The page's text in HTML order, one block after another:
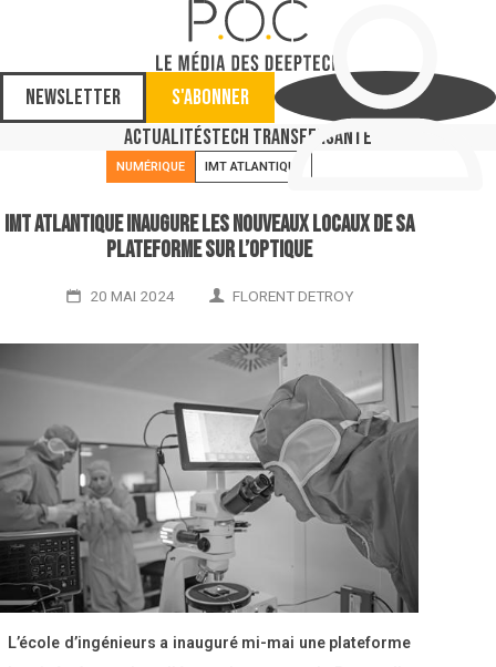
Newsletter
S'abonner
ActualitésTech TransferSanté
NUMÉRIQUE IMT ATLANTIQUE
IMT Atlantique inaugure les nouveaux locaux de sa
plateforme sur l’optique
20 MAI 2024 FLORENT DETROY
L’école d’ingénieurs a inauguré mi-mai une plateforme